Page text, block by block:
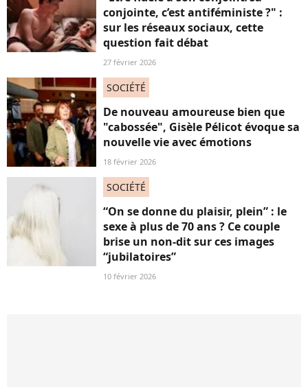
conjointe, c’est antiféministe ?" :
sur les réseaux sociaux, cette
question fait débat
27 février 2026
SOCIÉTÉ
De nouveau amoureuse bien que
"cabossée", Gisèle Pélicot évoque sa
nouvelle vie avec émotions
18 février 2026
SOCIÉTÉ
“On se donne du plaisir, plein” : le
sexe à plus de 70 ans ? Ce couple
brise un non-dit sur ces images
“jubilatoires”
10 février 2026